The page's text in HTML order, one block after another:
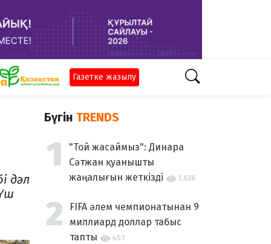
Газетке жазылу
дәл
Бүгін TRENDS
"Той жасаймыз": Динара
Сәтжан қуанышты
жаңалығын жеткізді
1,636
FIFA әлем чемпионатынан 9
миллиард доллар табыс
тапты
453